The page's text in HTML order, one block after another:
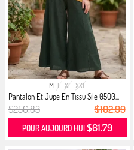
M L XL XXL
Pantalon Et Jupe En Tissu Şile 0500...
$256.83 $102.99
POUR AUJOURD HUI$61.79